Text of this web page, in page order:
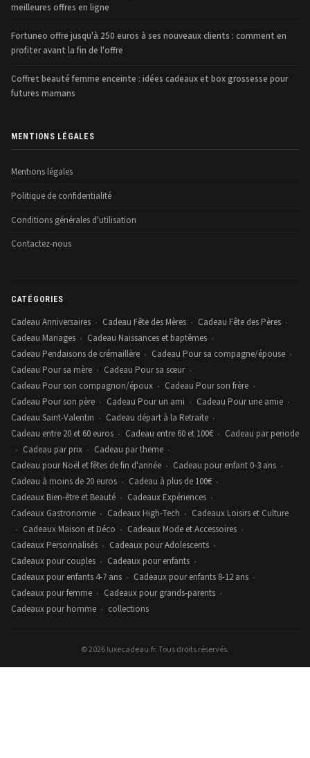
meilleures offres en ligne
Fortuneo offre jusqu'à 250 euros à ses nouveaux clients : comment en
profiter avant la fin de l'offre
Coffret beauté femme enceinte : idées cadeaux et box grossesse pour
futures mamans
MENTIONS LÉGALES
Mentions légales
Politique de confidentialité
Conditions générales d'utilisation
Contactez-nous
CATÉGORIES
Cadeau Anniversaires • Cadeau Fête des Mères • Cadeau Fête des Pères •
Cadeau Mariages • Cadeau Naissances et baptêmes •
Cadeau Pendaisons de crémaillère • Cadeau Pour sa compagne/épouse •
Cadeau Pour sa mère • Cadeau Pour sa sœur •
Cadeau Pour son compagnon/époux • Cadeau Pour son frère •
Cadeau Pour son père • Cadeau Pour un ami • Cadeau Pour une amie •
Cadeau Saint-Valentin • Cadeau départ à la Retraite •
Cadeau entre 20 et 60 euros • Cadeau entre 60 et 100€ • Cadeau par periode
• Cadeau par prix • Cadeau par theme •
Cadeau pour Noël et fêtes de fin d'année • Cadeau pour enfant 0-3 ans •
Cadeau à moins de 20 euros • Cadeau à plus de 100€ •
Cadeaux Bien-être et Beauté • Cadeaux Expériences •
Cadeaux Gastronomie • Cadeaux High-Tech • Cadeaux Loisirs et Culture
• Cadeaux Maison et Déco • Cadeaux Mode et Accessoires •
Cadeaux Personnalisés • Cadeaux pour Adolescents •
Cadeaux pour couples • Cadeaux pour enfants •
Cadeaux pour enfants 4-7 ans • Cadeaux pour enfants 8-12 ans •
Cadeaux pour femme • Cadeaux pour grands-parents •
Cadeaux pour homme • collections
© 2026 luxecadeau.fr. Tous droits réservés.